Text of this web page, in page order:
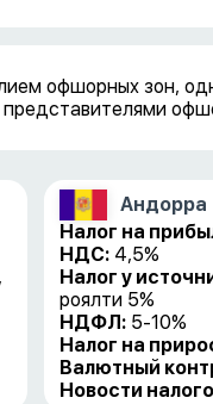
офшорных зон,
Андорра
Налог на
НДС:4,5%
Налог у
роялти 5%
НДФЛ:5-10%
Налог на
Валютный
Новости